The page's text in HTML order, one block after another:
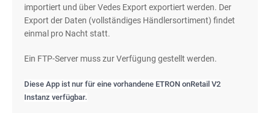
importiert und über Vedes Export exportiert werden. Der
Export der Daten (vollständiges Händlersortiment) findet
einmal pro Nacht statt.
Ein FTP-Server muss zur Verfügung gestellt werden.
Diese App ist nur für eine vorhandene ETRON onRetail V2
Instanz verfügbar.